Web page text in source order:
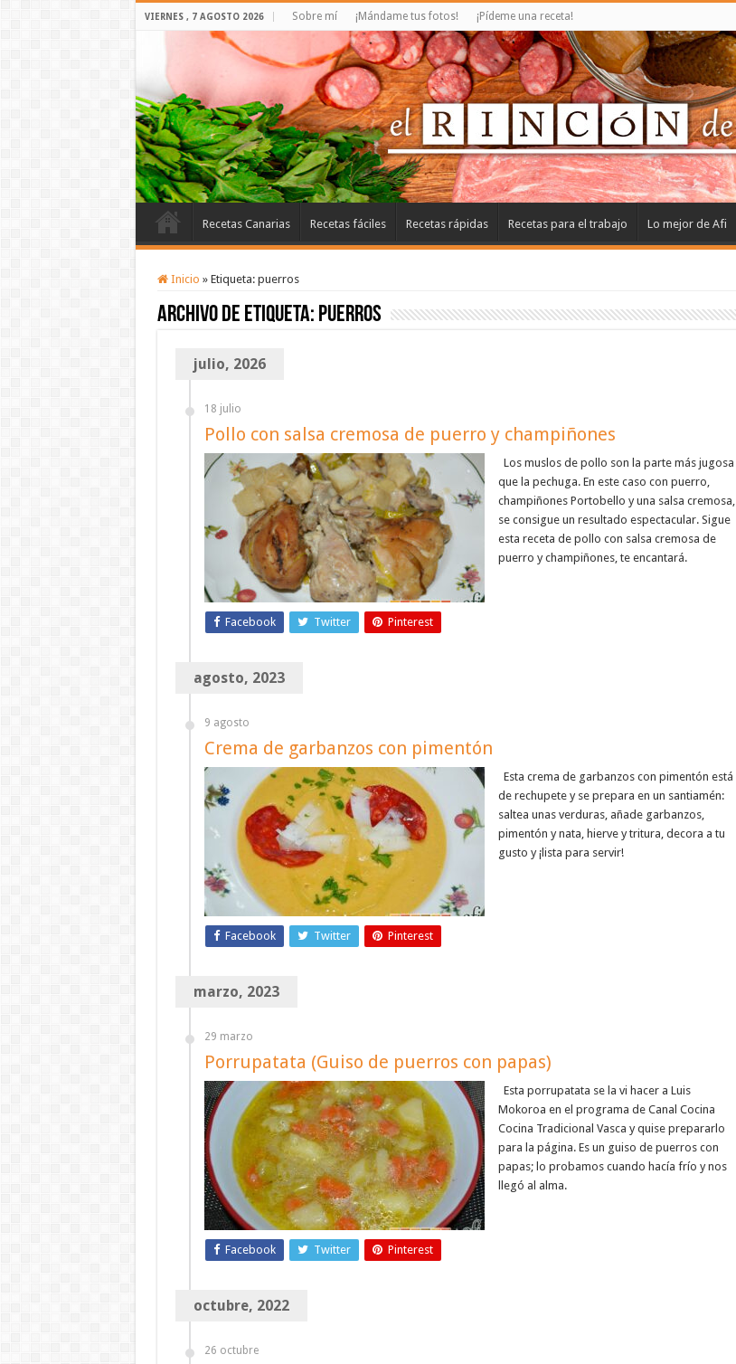
VIERNES , 7 AGOSTO 2026 Sobre mí ¡Mándame tus fotos! ¡Pídeme una receta!
Recetas Canarias Recetas fáciles Recetas rápidas Recetas para el trabajo Lo mejor de Afi
Inicio » Etiqueta: puerros
Archivo de etiqueta: puerros
julio, 2026
18 julio
Pollo con salsa cremosa de puerro y champiñones
Los muslos de pollo son la parte más jugosa
que la pechuga. En este caso con puerro,
champiñones Portobello y una salsa cremosa,
se consigue un resultado espectacular. Sigue
esta receta de pollo con salsa cremosa de
puerro y champiñones, te encantará.
Facebook Twitter Pinterest
agosto, 2023
9 agosto
Crema de garbanzos con pimentón
Esta crema de garbanzos con pimentón está
de rechupete y se prepara en un santiamén:
saltea unas verduras, añade garbanzos,
pimentón y nata, hierve y tritura, decora a tu
gusto y ¡lista para servir!
Facebook Twitter Pinterest
marzo, 2023
29 marzo
Porrupatata (Guiso de puerros con papas)
Esta porrupatata se la vi hacer a Luis
Mokoroa en el programa de Canal Cocina
Cocina Tradicional Vasca y quise prepararlo
para la página. Es un guiso de puerros con
papas; lo probamos cuando hacía frío y nos
llegó al alma.
Facebook Twitter Pinterest
octubre, 2022
26 octubre